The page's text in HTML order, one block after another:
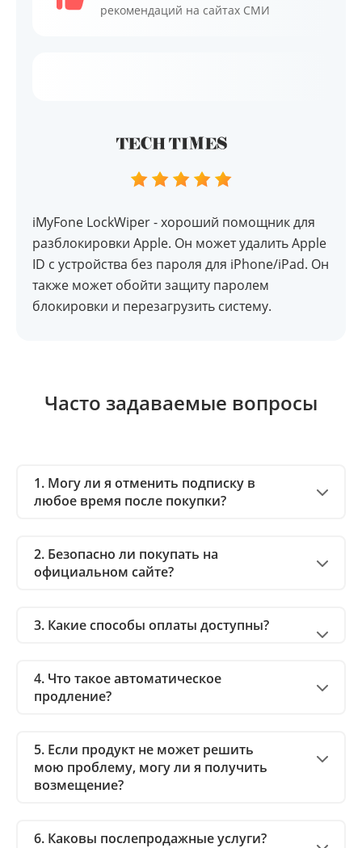
рекомендаций на сайтах СМИ
iMyFone LockWiper - хороший помощник для
разблокировки Apple. Он может удалить Apple
ID с устройства без пароля для iPhone/iPad. Он
также может обойти защиту паролем
блокировки и перезагрузить систему.
Часто задаваемые вопросы
1. Могу ли я отменить подписку в
любое время после покупки?
2. Безопасно ли покупать на
официальном сайте?
3. Какие способы оплаты доступны?
4. Что такое автоматическое
продление?
5. Если продукт не может решить
мою проблему, могу ли я получить
возмещение?
6. Каковы послепродажные услуги?